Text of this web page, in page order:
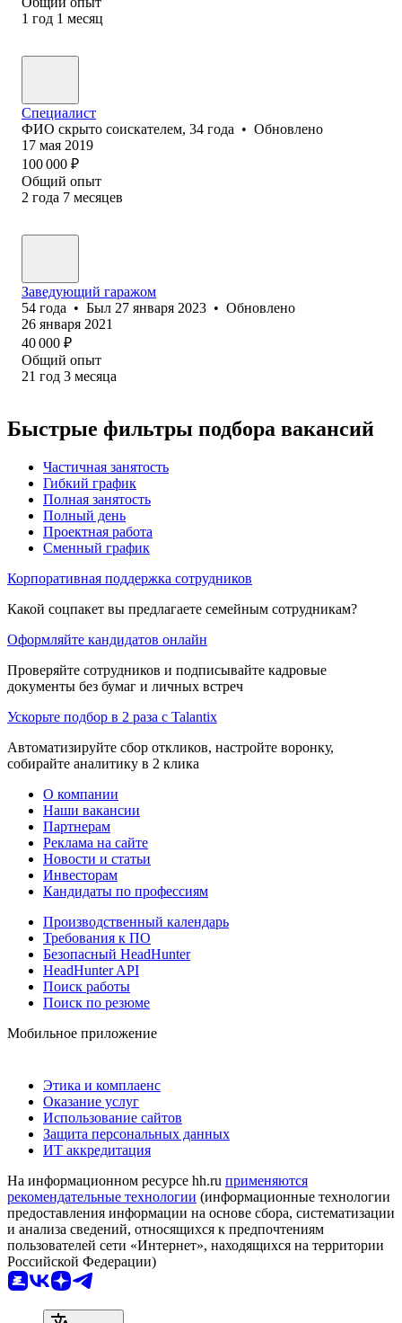
1 год 1 месяц
Специалист
ФИО скрыто соискателем, 34 года • Обновлено
17 мая 2019
100 000 ₽
Общий опыт
2 года 7 месяцев
Заведующий гаражом
54 года • Был 27 января 2023 • Обновлено
26 января 2021
40 000 ₽
Общий опыт
21 год 3 месяца
Быстрые фильтры подбора вакансий
Частичная занятость
Гибкий график
Полная занятость
Полный день
Проектная работа
Сменный график
Корпоративная поддержка сотрудников
Какой соцпакет вы предлагаете семейным сотрудникам?
Оформляйте кандидатов онлайн
Проверяйте сотрудников и подписывайте кадровые
документы без бумаг и личных встреч
Ускорьте подбор в 2 раза с Talantix
Автоматизируйте сбор откликов, настройте воронку,
собирайте аналитику в 2 клика
О компании
Наши вакансии
Партнерам
Реклама на сайте
Новости и статьи
Инвесторам
Кандидаты по профессиям
Производственный календарь
Требования к ПО
Безопасный HeadHunter
HeadHunter API
Поиск работы
Поиск по резюме
Мобильное приложение
Этика и комплаенс
Оказание услуг
Использование сайтов
Защита персональных данных
ИТ аккредитация
На информационном ресурсе hh.ru применяются
рекомендательные технологии (информационные технологии
предоставления информации на основе сбора, систематизации
и анализа сведений, относящихся к предпочтениям
пользователей сети «Интернет», находящихся на территории
Российской Федерации)